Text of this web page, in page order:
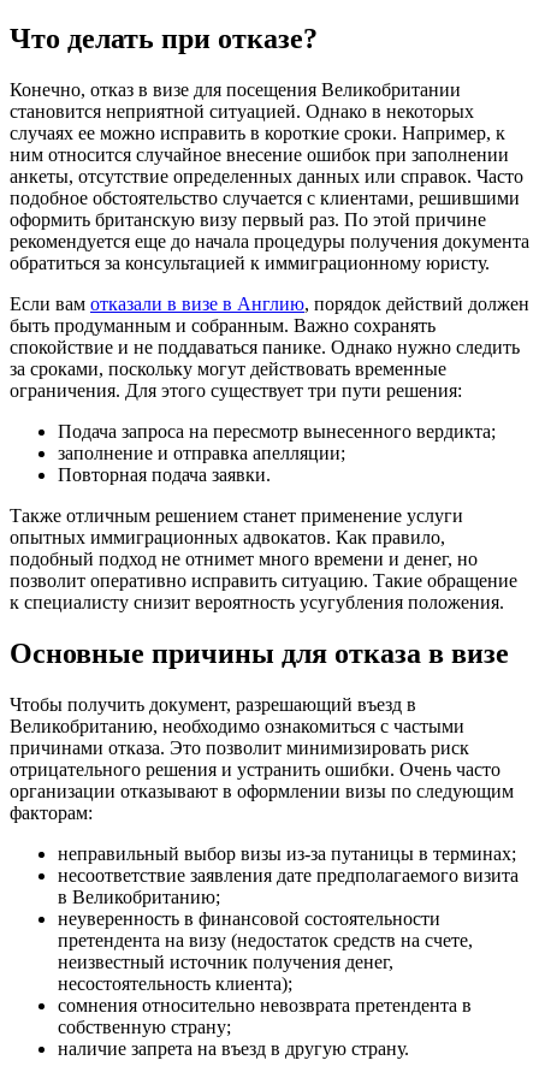
Что делать при отказе?
Конечно, отказ в визе для посещения Великобритании
становится неприятной ситуацией. Однако в некоторых
случаях ее можно исправить в короткие сроки. Например, к
ним относится случайное внесение ошибок при заполнении
анкеты, отсутствие определенных данных или справок. Часто
подобное обстоятельство случается с клиентами, решившими
оформить британскую визу первый раз. По этой причине
рекомендуется еще до начала процедуры получения документа
обратиться за консультацией к иммиграционному юристу.
Если вам отказали в визе в Англию, порядок действий должен
быть продуманным и собранным. Важно сохранять
спокойствие и не поддаваться панике. Однако нужно следить
за сроками, поскольку могут действовать временные
ограничения. Для этого существует три пути решения:
Подача запроса на пересмотр вынесенного вердикта;
заполнение и отправка апелляции;
Повторная подача заявки.
Также отличным решением станет применение услуги
опытных иммиграционных адвокатов. Как правило,
подобный подход не отнимет много времени и денег, но
позволит оперативно исправить ситуацию. Такие обращение
к специалисту снизит вероятность усугубления положения.
Основные причины для отказа в визе
Чтобы получить документ, разрешающий въезд в
Великобританию, необходимо ознакомиться с частыми
причинами отказа. Это позволит минимизировать риск
отрицательного решения и устранить ошибки. Очень часто
организации отказывают в оформлении визы по следующим
факторам:
неправильный выбор визы из-за путаницы в терминах;
несоответствие заявления дате предполагаемого визита
в Великобританию;
неуверенность в финансовой состоятельности
претендента на визу (недостаток средств на счете,
неизвестный источник получения денег,
несостоятельность клиента);
сомнения относительно невозврата претендента в
собственную страну;
наличие запрета на въезд в другую страну.